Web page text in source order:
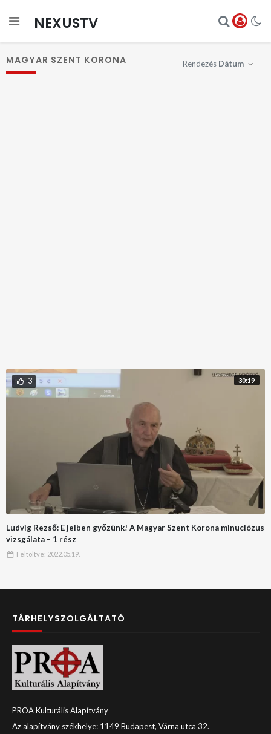
NEXUSTV
MAGYAR SZENT KORONA Rendezés Dátum
30:19
3
Ludvig Rezső: E jelben győzünk! A Magyar Szent Korona minuciózus
vizsgálata – 1 rész
Feltöltve: 2022.05.19.
TÁRHELYSZOLGÁLTATÓ
PROA Kulturális Alapítvány
Az alapítvány székhelye: 1149 Budapest, Várna utca 32.